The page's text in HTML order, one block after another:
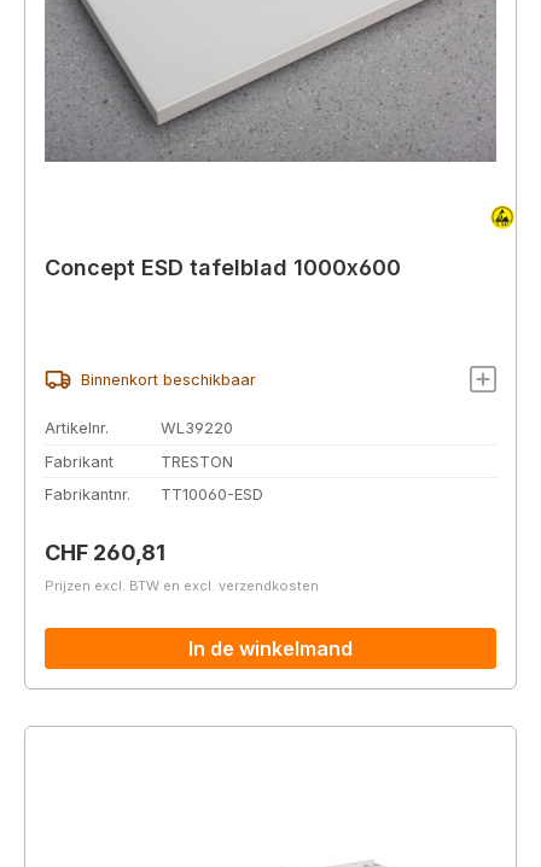
Concept ESD tafelblad 1000x600
Binnenkort beschikbaar
Artikelnr.
WL39220
Fabrikant
TRESTON
Fabrikantnr.
TT10060-ESD
Normale prijs:
CHF 260,81
Prijzen excl. BTW en excl. verzendkosten
In de winkelmand